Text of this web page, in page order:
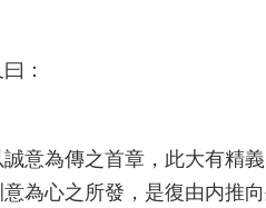
：
意為傳之首章，此大有精
為心之所發，是復由内推